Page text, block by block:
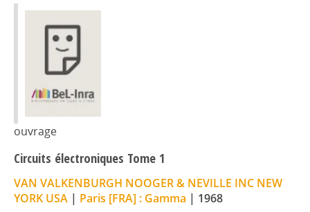
ouvrage
Circuits électroniques Tome 1
VAN VALKENBURGH NOOGER & NEVILLE INC NEW
YORK USA | Paris [FRA] : Gamma | 1968